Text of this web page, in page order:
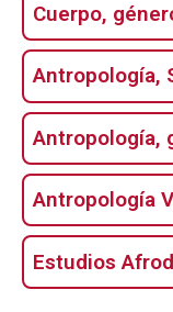
Cuerpo,
Antropología,
Antropología,
Antropología
Estudios